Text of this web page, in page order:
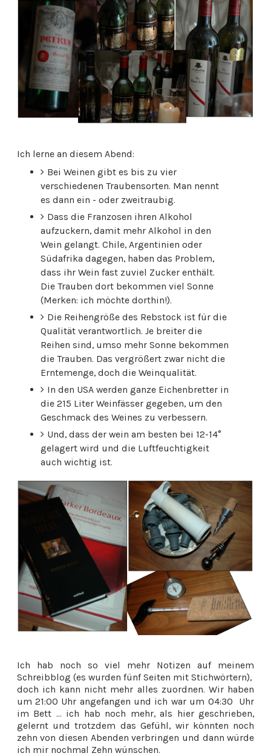
Ich lerne an diesem Abend:
Bei Weinen gibt es bis zu vier
verschiedenen Traubensorten. Man nennt
es dann ein - oder zweitraubig.
Dass die Franzosen ihren Alkohol
aufzuckern, damit mehr Alkohol in den
Wein gelangt. Chile, Argentinien oder
Südafrika dagegen, haben das Problem,
dass ihr Wein fast zuviel Zucker enthält.
Die Trauben dort bekommen viel Sonne
(Merken: ich möchte dorthin!).
Die Reihengröße des Rebstock ist für die
Qualität verantwortlich. Je breiter die
Reihen sind, umso mehr Sonne bekommen
die Trauben. Das vergrößert zwar nicht die
Erntemenge, doch die Weinqualität.
In den USA werden ganze Eichenbretter in
die 215 Liter Weinfässer gegeben, um den
Geschmack des Weines zu verbessern.
Und, dass der wein am besten bei 12-14°
gelagert wird und die Luftfeuchtigkeit
auch wichtig ist.
Ich hab noch so viel mehr Notizen auf meinem
Schreibblog (es wurden fünf Seiten mit Stichwörtern),
doch ich kann nicht mehr alles zuordnen. Wir haben
um 21:00 Uhr angefangen und ich war um 04:30 Uhr
im Bett ... ich hab noch mehr, als hier geschrieben,
gelernt und trotzdem das Gefühl, wir könnten noch
zehn von diesen Abenden verbringen und dann würde
ich mir nochmal Zehn wünschen.